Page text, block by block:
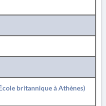
britannique à Athènes)